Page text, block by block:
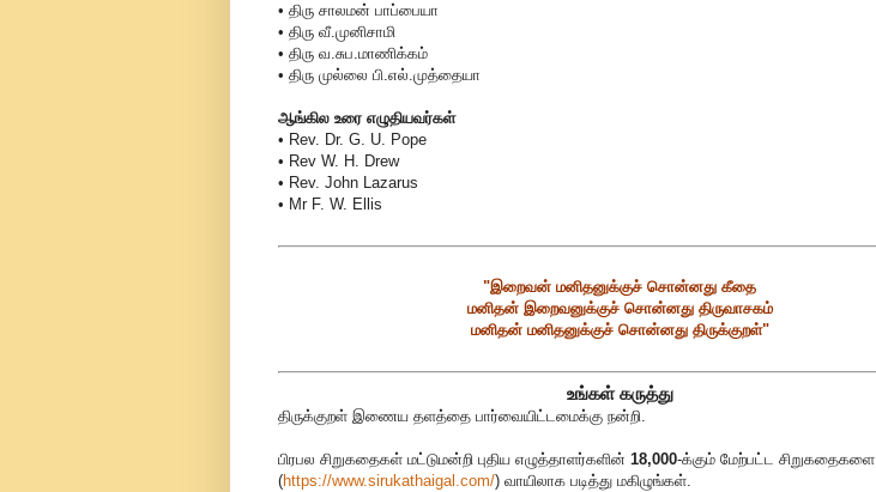
• திரு சாலமன் பாப்பையா
• திரு வீ.முனிசாமி
• திரு வ.சுப.மாணிக்கம்
• திரு முல்லை பி.எல்.முத்தையா
ஆங்கில உரை எழுதியவர்கள்
• Rev. Dr. G. U. Pope
• Rev W. H. Drew
• Rev. John Lazarus
• Mr F. W. Ellis
"இறைவன் மனிதனுக்குச் சொன்னது கீதை
மனிதன் இறைவனுக்குச் சொன்னது திருவாசகம்
மனிதன் மனிதனுக்குச் சொன்னது திருக்குறள்"
உங்கள் கருத்து
திருக்குறள் இணைய தளத்தை பார்வையிட்டமைக்கு நன்றி.
பிரபல சிறுகதைகள் மட்டுமன்றி புதிய எழுத்தாளர்களின் 18,000-க்கும் மேற்பட்ட சிறுகதைகளை
(https://www.sirukathaigal.com/) வாயிலாக படித்து மகிழுங்கள்.